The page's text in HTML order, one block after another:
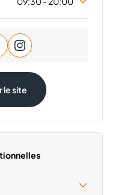
09:30 - 20:00
09:30 - 20:00
09:30 - 20:00
09:30 - 20:00
le site